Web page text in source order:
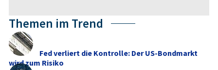
Themen im Trend
Fed verliert die Kontrolle: Der US-Bondmarkt
wird zum Risiko